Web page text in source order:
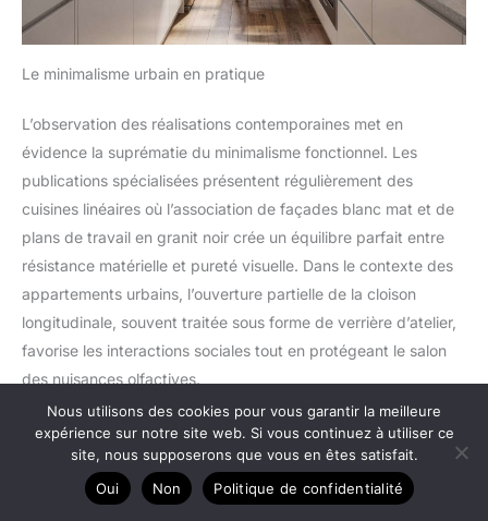
Le minimalisme urbain en pratique
L’observation des réalisations contemporaines met en
évidence la suprématie du minimalisme fonctionnel. Les
publications spécialisées présentent régulièrement des
cuisines linéaires où l’association de façades blanc mat et de
plans de travail en granit noir crée un équilibre parfait entre
résistance matérielle et pureté visuelle. Dans le contexte des
appartements urbains, l’ouverture partielle de la cloison
longitudinale, souvent traitée sous forme de verrière d’atelier,
favorise les interactions sociales tout en protégeant le salon
des nuisances olfactives.
-5%
Nous utilisons des cookies pour vous garantir la meilleure
expérience sur notre site web. Si vous continuez à utiliser ce
site, nous supposerons que vous en êtes satisfait.
Oui
Non Politique de confidentialité